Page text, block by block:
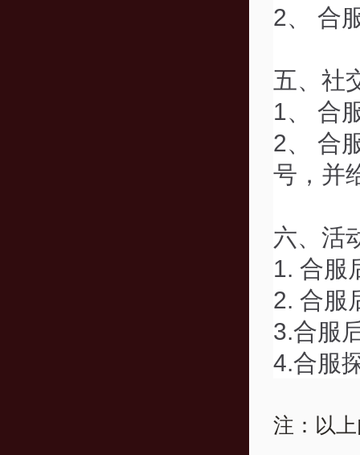
2、 合
五、社
1、 合
2、 合
号，并
六、活
1. 合服
2. 合服
3.合服
4.合服
注：以